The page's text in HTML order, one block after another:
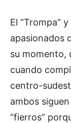
El “Trompa”
apasionados
su momento,
cuando
centro-
ambos
“fierros”